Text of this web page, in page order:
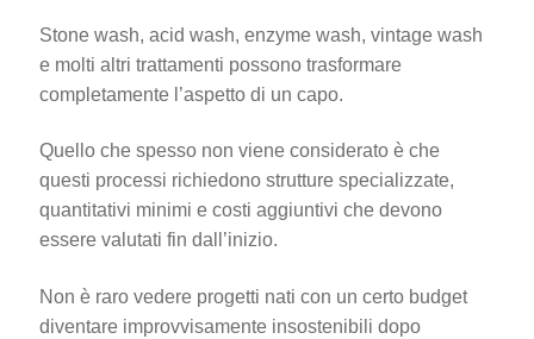
Stone wash, acid wash, enzyme wash, vintage wash
e molti altri trattamenti possono trasformare
completamente l’aspetto di un capo.
Quello che spesso non viene considerato è che
questi processi richiedono strutture specializzate,
quantitativi minimi e costi aggiuntivi che devono
essere valutati fin dall’inizio.
Non è raro vedere progetti nati con un certo budget
diventare improvvisamente insostenibili dopo